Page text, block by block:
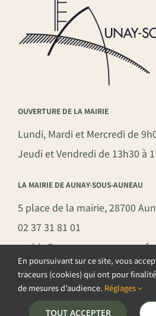
OUVERTURE DE LA MAIRIE
Lundi, Mardi et Mercredi de
Jeudi et Vendredi de 13h30 à
LA MAIRIE DE AUNAY-SOUS-AUNEAU
5 place de la mairie, 28700
02 37 31 81 01
mairie@aunay-sous-auneau.fr
©COPYRIGHT 2026 – COMMUNE DE
En poursuivant sur ce site, vous
traceurs (cookies) qui ont pour
de mesures d’audience. Réglages
TOUT ACCEPTER